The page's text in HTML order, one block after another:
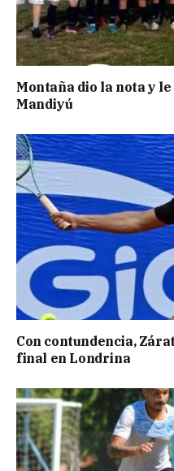
Montaña dio la nota y
Mandiyú
Con contundencia,
final en Londrina